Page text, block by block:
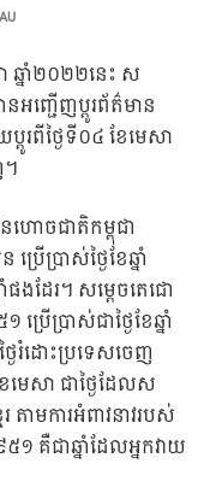
ឆ្នាំ២០២២នេះ ស
នអញ្ជើញប្តូរព័ត៌មាន
តូរពីថ្ងៃទី០៤ ខែមេសា
។
ហោចជាតិកម្ពុជា
ើប្រាស់ថ្ងៃខែឆ្នាំ
ដែរ។ សម្តេចតេជោ
ើប្រាស់ជាថ្ងៃខែឆ្នាំ
រំដោះប្រទេសចេញ
សា ជាថ្ងៃដែលស
តាមការអំពាវនាវរបស់
១ គឺជាឆ្នាំដែលអ្នកវាយ